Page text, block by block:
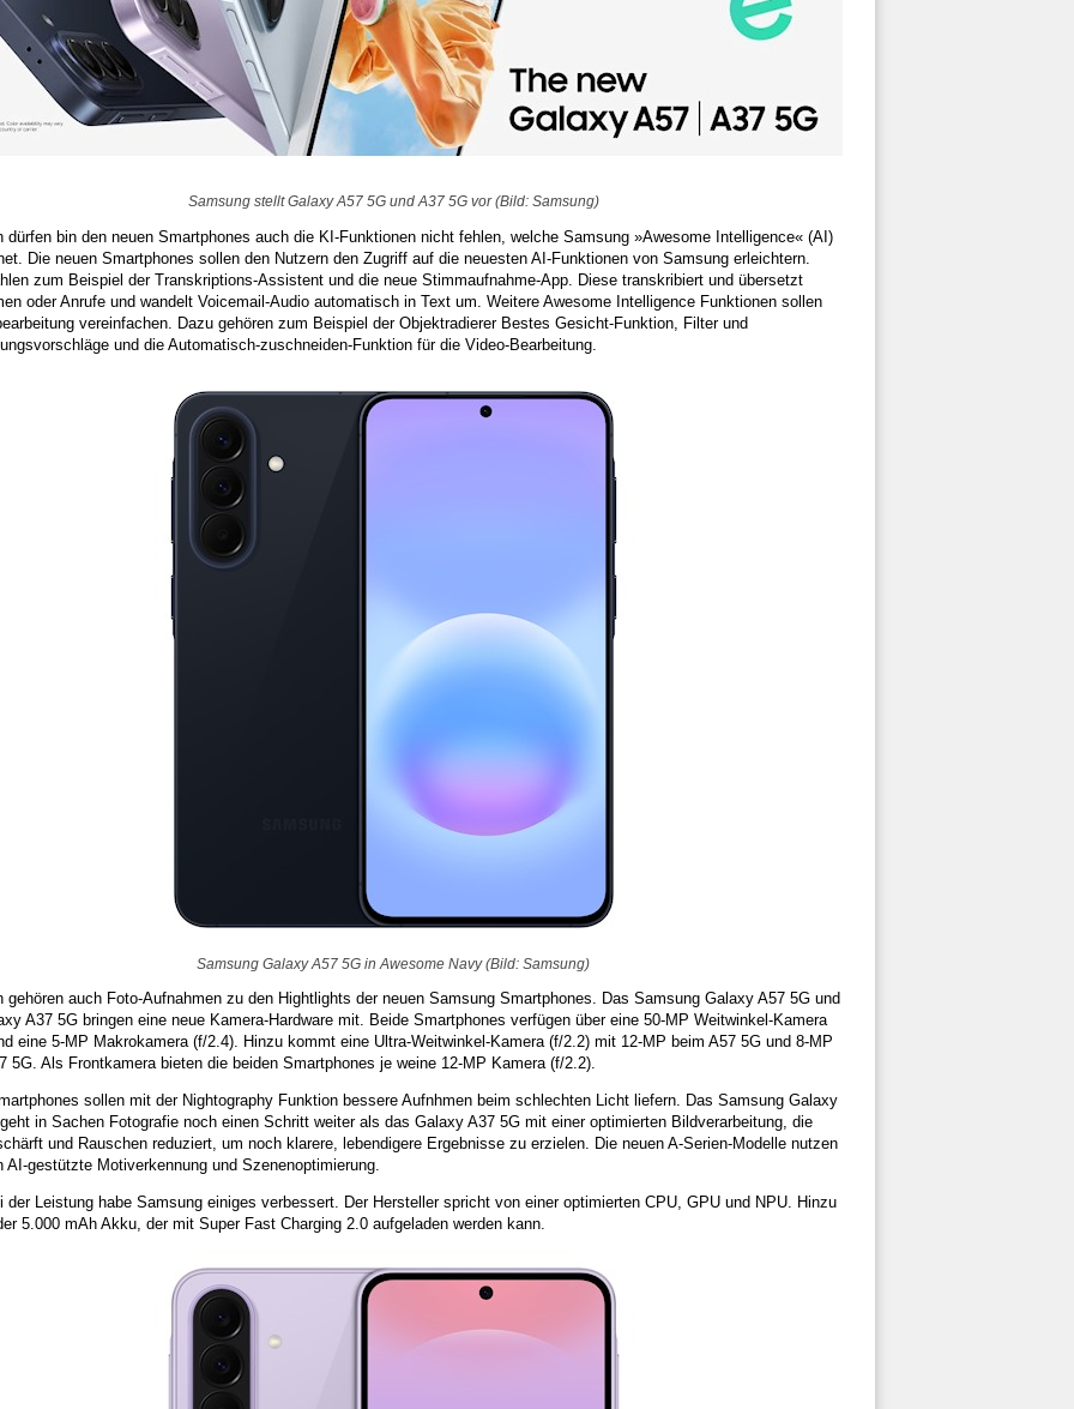
Samsung stellt Galaxy A57 5G und A37 5G vor (Bild: Samsung)
dürfen bin den neuen Smartphones auch die KI-Funktionen nicht fehlen, welche Samsung »Awesome Intelligence« (AI)
Die neuen Smartphones sollen den Nutzern den Zugriff auf die neuesten AI-Funktionen von Samsung erleichtern.
zum Beispiel der Transkriptions-Assistent und die neue Stimmaufnahme-App. Diese transkribiert und übersetzt
oder Anrufe und wandelt Voicemail-Audio automatisch in Text um. Weitere Awesome Intelligence Funktionen sollen
vereinfachen. Dazu gehören zum Beispiel der Objektradierer Bestes Gesicht-Funktion, Filter und
und die Automatisch-zuschneiden-Funktion für die Video-Bearbeitung.
Samsung Galaxy A57 5G in Awesome Navy (Bild: Samsung)
gehören auch Foto-Aufnahmen zu den Hightlights der neuen Samsung Smartphones. Das Samsung Galaxy A57 5G und
A37 5G bringen eine neue Kamera-Hardware mit. Beide Smartphones verfügen über eine 50-MP Weitwinkel-Kamera
eine 5-MP Makrokamera (f/2.4). Hinzu kommt eine Ultra-Weitwinkel-Kamera (f/2.2) mit 12-MP beim A57 5G und 8-MP
5G. Als Frontkamera bieten die beiden Smartphones je weine 12-MP Kamera (f/2.2).
sollen mit der Nightography Funktion bessere Aufnhmen beim schlechten Licht liefern. Das Samsung Galaxy
in Sachen Fotografie noch einen Schritt weiter als das Galaxy A37 5G mit einer optimierten Bildverarbeitung, die
und Rauschen reduziert, um noch klarere, lebendigere Ergebnisse zu erzielen. Die neuen A-Serien-Modelle nutzen
AI-gestützte Motiverkennung und Szenenoptimierung.
der Leistung habe Samsung einiges verbessert. Der Hersteller spricht von einer optimierten CPU, GPU und NPU. Hinzu
5.000 mAh Akku, der mit Super Fast Charging 2.0 aufgeladen werden kann.